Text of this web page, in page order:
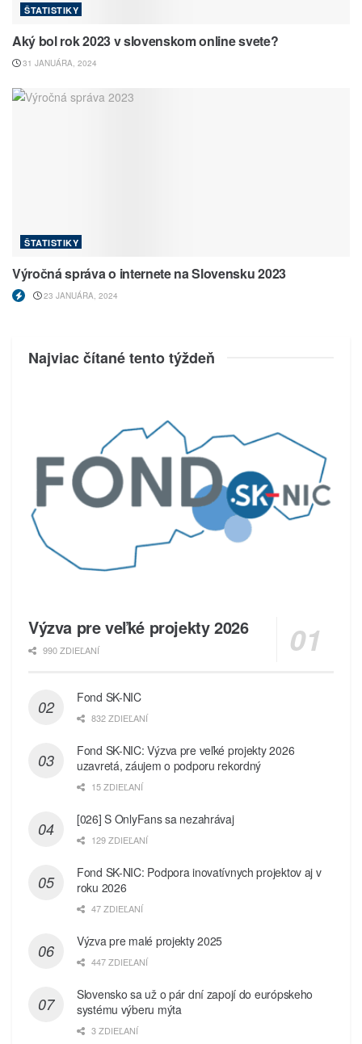
ŠTATISTIKY
Aký bol rok 2023 v slovenskom online svete?
31 JANUÁRA, 2024
ŠTATISTIKY
Výročná správa o internete na Slovensku 2023
23 JANUÁRA, 2024
Najviac čítané tento týždeň
Výzva pre veľké projekty 2026
990 ZDIEĽANÍ
Fond SK-NIC
832 ZDIEĽANÍ
Fond SK-NIC: Výzva pre veľké projekty 2026
uzavretá, záujem o podporu rekordný
15 ZDIEĽANÍ
[026] S OnlyFans sa nezahrávaj
129 ZDIEĽANÍ
Fond SK-NIC: Podpora inovatívnych projektov aj v
roku 2026
47 ZDIEĽANÍ
Výzva pre malé projekty 2025
447 ZDIEĽANÍ
Slovensko sa už o pár dní zapojí do európskeho
systému výberu mýta
3 ZDIEĽANÍ